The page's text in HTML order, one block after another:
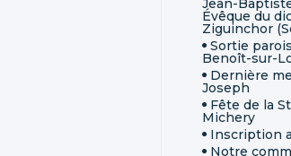
Évêque du
Ziguinchor
Sortie
Benoît-sur-
Dernière
Joseph
Fête de la
Michery
Inscription
Notre